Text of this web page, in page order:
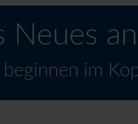
Neues
im